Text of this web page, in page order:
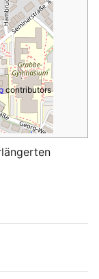
contributors